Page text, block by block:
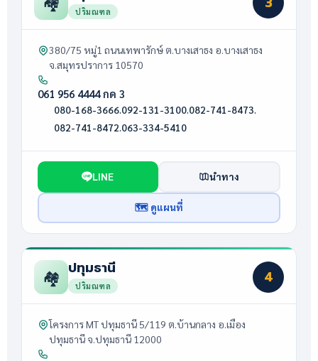
ปริมณฑล
380/75 หมู่1 ถนนเทพารักษ์ ต.บางเสาธง อ.บางเสาธง
จ.สมุทรปราการ 10570
061 956 4444 กด 3
080-168-3666·092-131-3100·082-741-8473·
082-741-8472·063-334-5410
LINE นำทาง
🗺 ดูแผนที่
🏘️ ปทุมธานี
ปริมณฑล 4
โครงการ MT ปทุมธานี 5/119 ต.บ้านกลาง อ.เมือง
ปทุมธานี จ.ปทุมธานี 12000